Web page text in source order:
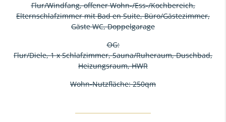
Flur/Windfang, offener Wohn-/Ess-/Kochbereich,
Elternschlafzimmer mit Bad en Suite, Büro/Gästezimmer,
Gäste WC, Doppelgarage
OG:
Flur/Diele, 1 x Schlafzimmer, Sauna/Ruheraum, Duschbad,
Heizungsraum, HWR
Wohn-Nutzfläche: 250qm